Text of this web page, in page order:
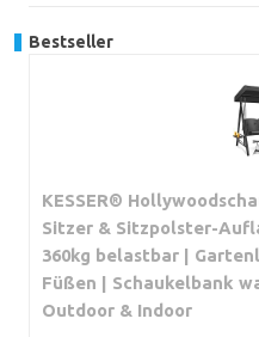
Bestseller
KESSER®
Sitzer & Sitzpolster-
360kg belastbar |
Füßen | Schaukelbank
Outdoor & Indoor